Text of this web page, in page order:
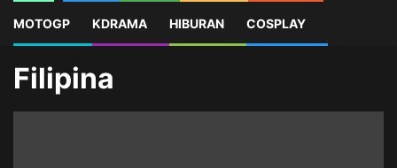
MOTOGP KDRAMA HIBURAN COSPLAY
Home Blog Filipina
Filipina